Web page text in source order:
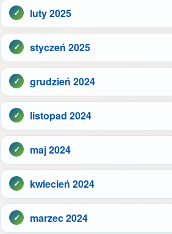
luty 2025
styczeń 2025
grudzień 2024
listopad 2024
maj 2024
kwiecień 2024
marzec 2024